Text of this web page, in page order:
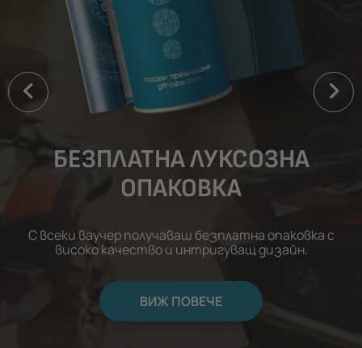
БЕЗПЛАТНА ЛУКСОЗНА
ОПАКОВКА
С всеки ваучер получаваш безплатна опаковка с
високо качество и интригуващ дизайн.
ВИЖ ПОВЕЧЕ